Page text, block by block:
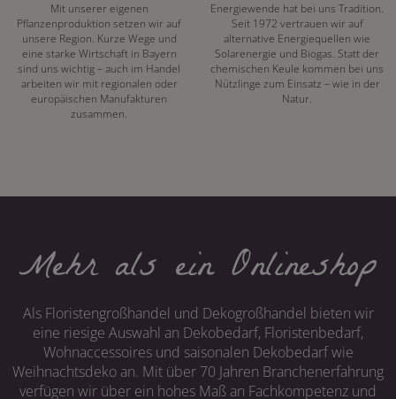
Mit unserer eigenen
Pflanzenproduktion setzen wir auf
unsere Region. Kurze Wege und
eine starke Wirtschaft in Bayern
sind uns wichtig – auch im Handel
arbeiten wir mit regionalen oder
europäischen Manufakturen
zusammen.
Energiewende hat bei uns Tradition.
Seit 1972 vertrauen wir auf
alternative Energiequellen wie
Solarenergie und Biogas. Statt der
chemischen Keule kommen bei uns
Nützlinge zum Einsatz – wie in der
Natur.
Mehr als ein Onlineshop
Als Floristengroßhandel und Dekogroßhandel bieten wir
eine riesige Auswahl an Dekobedarf, Floristenbedarf,
Wohnaccessoires und saisonalen Dekobedarf wie
Weihnachtsdeko an. Mit über 70 Jahren Branchenerfahrung
verfügen wir über ein hohes Maß an Fachkompetenz und